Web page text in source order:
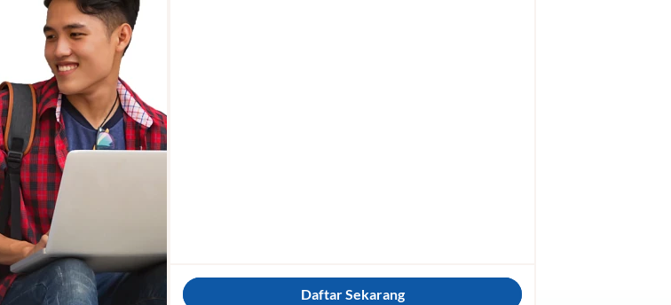
Daftar Sekarang